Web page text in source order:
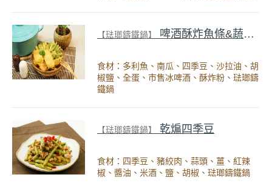
【琺瑯鑄鐵鍋】 啤酒酥炸魚條&蔬菜天婦羅
食材：多利魚、南瓜、四季豆、沙拉油、胡
椒鹽、全蛋、市售冰啤酒、酥炸粉、琺瑯鑄
鐵鍋
【琺瑯鑄鐵鍋】 乾煸四季豆
食材：四季豆、豬絞肉、蒜頭、薑、紅辣
椒、醬油、米酒、鹽、胡椒、琺瑯鑄鐵鍋